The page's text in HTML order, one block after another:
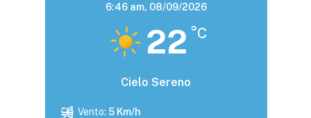
6:46 am, 08/09/2026
22 °C
Cielo Sereno
Vento: 5 Km/h